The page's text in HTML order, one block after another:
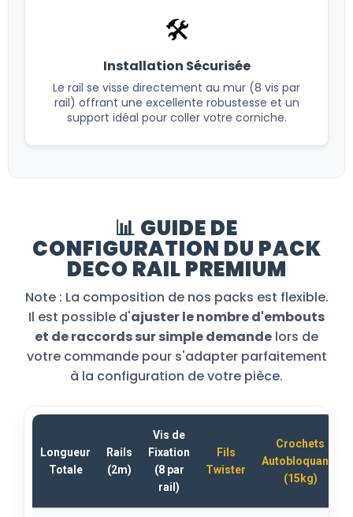
🛠️
Installation Sécurisée
Le rail se visse directement au mur (8 vis par
rail) offrant une excellente robustesse et un
support idéal pour coller votre corniche.
📊 GUIDE DE
CONFIGURATION DU PACK
DECO RAIL PREMIUM
Note : La composition de nos packs est flexible.
Il est possible d'ajuster le nombre d'embouts
et de raccords sur simple demande lors de
votre commande pour s'adapter parfaitement
à la configuration de votre pièce.
Longueur
Totale
Rails
(2m)
Vis de
Fixation
(8 par
rail)
Fils
Twister
Crochets
Autobloquants
(15kg)